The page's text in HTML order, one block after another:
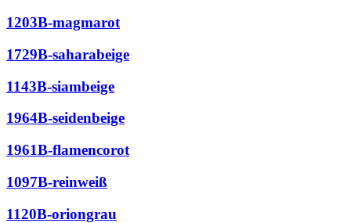
1203B-magmarot
1729B-saharabeige
1143B-siambeige
1964B-seidenbeige
1961B-flamencorot
1097B-reinweiß
1120B-oriongrau